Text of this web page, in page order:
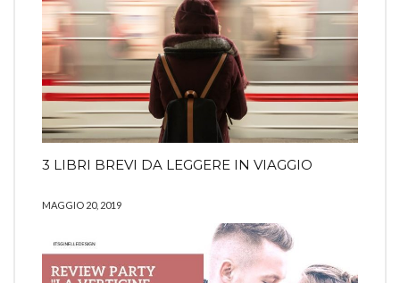
3 LIBRI BREVI DA LEGGERE IN VIAGGIO
MAGGIO 20, 2019